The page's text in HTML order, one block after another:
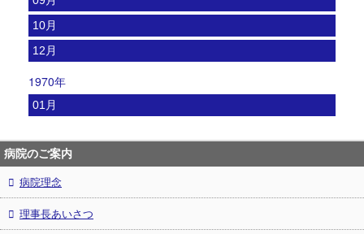
10月
12月
1970年
01月
病院のご案内
病院理念
理事長あいさつ